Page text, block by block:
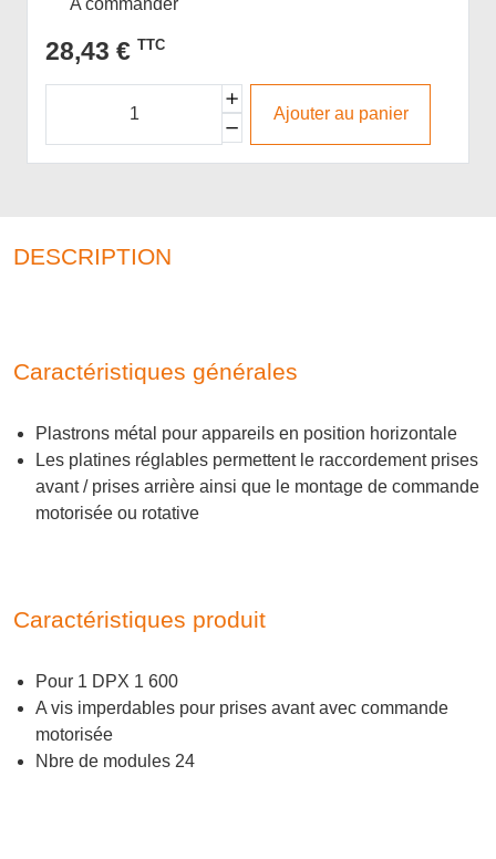
28,43 € TTC
Ajouter au panier
DESCRIPTION
Caractéristiques générales
Plastrons métal pour appareils en position horizontale
Les platines réglables permettent le raccordement prises
avant / prises arrière ainsi que le montage de commande
motorisée ou rotative
Caractéristiques produit
Pour 1 DPX 1 600
A vis imperdables pour prises avant avec commande
motorisée
Nbre de modules 24